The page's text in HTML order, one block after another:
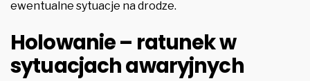
ewentualne sytuacje na drodze.
Holowanie – ratunek w
sytuacjach awaryjnych